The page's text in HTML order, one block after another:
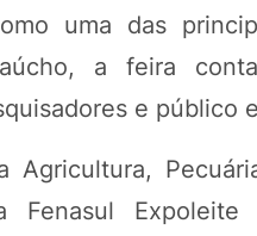
uma das
a feira
e público
Agricultura,
Fenasul